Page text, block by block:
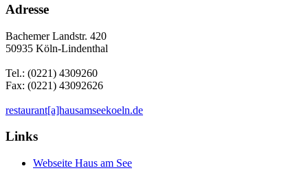
Adresse
Bachemer Landstr. 420
50935 Köln-Lindenthal
Tel.: (0221) 4309260
Fax: (0221) 43092626
restaurant[a]hausamseekoeln.de
Links
Webseite Haus am See